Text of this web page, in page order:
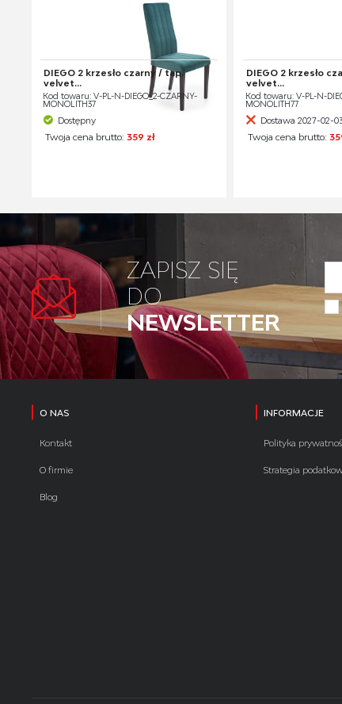
DIEGO 2 krzesło czarny / tap.
velvet...
Kod towaru: V-PL-N-DIEGO_2-CZARNY-
MONOLITH37
Dostępny
Twoja cena brutto:359 zł
DIEGO 2 krzesło
velvet...
Kod towaru: V-PL-N-
MONOLITH77
Dostawa 2027-02-
Twoja cena brutto:
ZAPISZ SIĘ
DO
NEWSLETTER
O NAS
Kontakt
O firmie
Blog
INFORMACJE
Polityka
Strategia